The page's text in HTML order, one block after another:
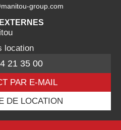
group.com
location
21 35 00
PAR E-MAIL
DE LOCATION